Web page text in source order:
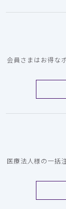
会員さまはお得な
医療法人様の一括